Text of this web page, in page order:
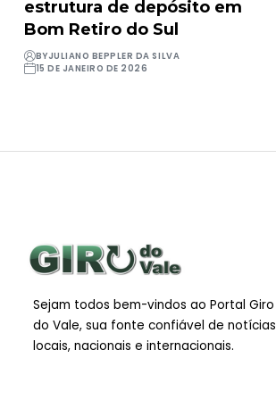
estrutura de depósito em
Bom Retiro do Sul
BYJULIANO BEPPLER DA SILVA
15 DE JANEIRO DE 2026
Sejam todos bem-vindos ao Portal Giro
do Vale, sua fonte confiável de notícias
locais, nacionais e internacionais.